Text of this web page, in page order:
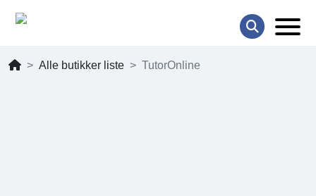
Alle butikker liste TutorOnline